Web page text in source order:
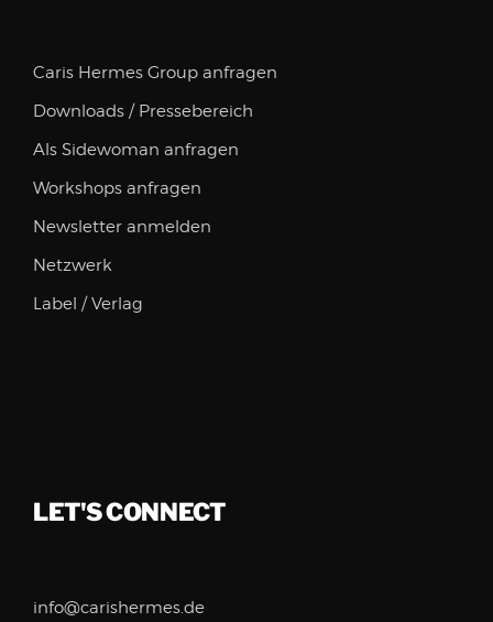
Caris Hermes Group anfragen
Downloads / Pressebereich
Als Sidewoman anfragen
Workshops anfragen
Newsletter anmelden
Netzwerk
Label / Verlag
LET'S CONNECT
info@carishermes.de